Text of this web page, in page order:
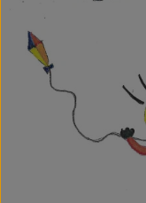
Backwaren
Haltbares
Getränke
Drogerie